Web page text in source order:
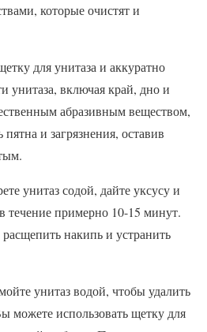
которые очистят и
для унитаза и аккуратно
унитаза, включая край, дно и
абразивным веществом,
и загрязнения, оставив
унитаз содой, дайте уксусу и
течение примерно 10-15 минут.
накипь и устранить
унитаз водой, чтобы удалить
можете использовать щетку для